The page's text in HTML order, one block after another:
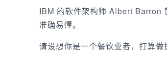
IBM 的软件架构师 Albert Barron
准确易懂。
请设想你是一个餐饮业者，打算做